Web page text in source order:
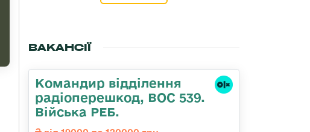
ВАКАНСІЇ
Командир відділення
радіоперешкод, ВОС 539.
Війська РЕБ.